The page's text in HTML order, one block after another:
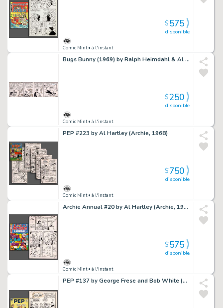
Comic Mint• à l'instant
disponible
$575
Bugs Bunny (1969) by Ralph Heimdahl & Al Stoffel
Comic Mint• à l'instant
disponible
$250
PEP #223 by Al Hartley (Archie, 1968)
Comic Mint• à l'instant
disponible
$750
Archie Annual #20 by Al Hartley (Archie, 1968)
Comic Mint• à l'instant
disponible
$575
PEP #137 by George Frese and Bob White (Archie, 1960)